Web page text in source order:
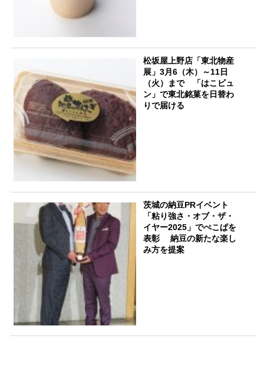
松坂屋上野店「東北物産
展」3月6（木）～11日
（火）まで 「はこビュ
ン」で東北銘菓を日替わ
りで届ける
茨城の納豆PRイベント
「粘り強さ・オブ・ザ・
イヤー2025」でぺこぱを
表彰 納豆の新たな楽し
み方を提案